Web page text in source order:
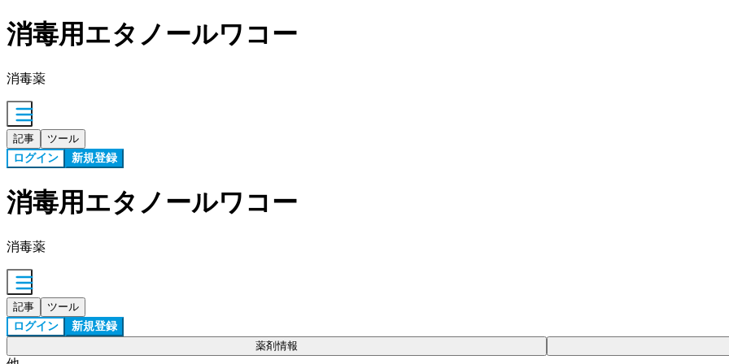
消毒用エタノールワコー
消毒薬
記事 ツール
ログイン 新規登録
消毒用エタノールワコー
消毒薬
記事 ツール
ログイン 新規登録
薬剤情報